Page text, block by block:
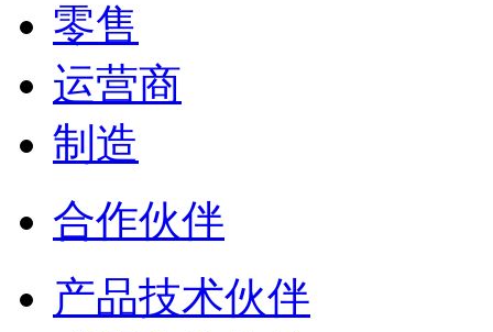
零售
运营商
制造
合作伙伴
产品技术伙伴